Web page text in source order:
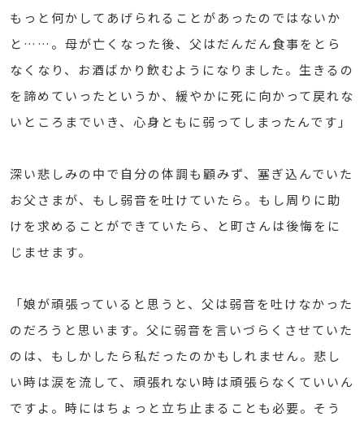
もっと何かしてあげられることがあったのではないか
と……。母が亡くなった後、父はだんだん食事をとら
なくなり、お酒ばかり飲むようになりました。生きるの
を諦めていったというか、緩やかに死に向かって戻れな
いところまでいき、心身ともに弱ってしまったんです」
深い悲しみの中で自分の体調も顧みず、塞ぎ込んでいた
お父さまが、もし弱音を吐けていたら。もし周りに助
けを求めることができていたら、と町さんは後悔をに
じませます。
「娘が頑張っていると思うと、父は弱音を吐けなかった
のだろうと思います。父に弱音を言いづらくさせていた
のは、もしかしたら私だったのかもしれません。悲し
い時は涙を流して、頑張れない時は頑張らなくていいん
ですよ。時にはちょっと立ち止まることも必要。そう